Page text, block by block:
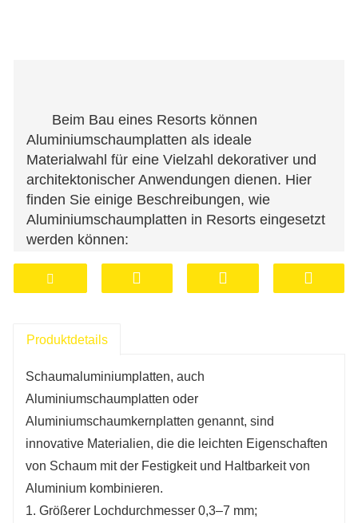
Beim Bau eines Resorts können
Aluminiumschaumplatten als ideale
Materialwahl für eine Vielzahl dekorativer und
architektonischer Anwendungen dienen. Hier
finden Sie einige Beschreibungen, wie
Aluminiumschaumplatten in Resorts eingesetzt
werden können:
Außenwanddekoration:
Schaumaluminiumplatten können für die
werden. Ihre leichten und einfach zu
komfortabler. Gleichzeitig kann die
feuchtigkeitsbeständige Leistung von
Aluminiumschaumplatten die gesamte
Außenwand trocken halten und die
Lebensdauer des Gebäudes verlängern.
Deckendekoration: Im Innenbereich des
Resorts können Aluminiumschaumplatten zur
Produktdetails
Schaumaluminiumplatten, auch
Aluminiumschaumplatten oder
Aluminiumschaumkernplatten genannt, sind
innovative Materialien, die die leichten Eigenschaften
von Schaum mit der Festigkeit und Haltbarkeit von
Aluminium kombinieren.
1. Größerer Lochdurchmesser 0,3–7 mm;